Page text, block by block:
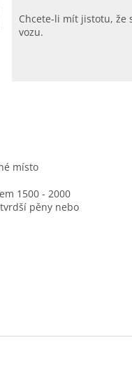
Chcete-li mít jistotu, že
vozu.
místo
1500 - 2000
pěny nebo